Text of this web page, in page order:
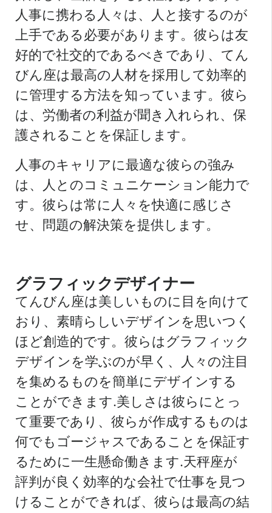
人事に携わる人々は、人と接するのが
上手である必要があります。彼らは友
好的で社交的であるべきであり、てん
びん座は最高の人材を採用して効率的
に管理する方法を知っています。彼ら
は、労働者の利益が聞き入れられ、保
護されることを保証します。
人事のキャリアに最適な彼らの強み
は、人とのコミュニケーション能力で
す。彼らは常に人々を快適に感じさ
せ、問題の解決策を提供します。
グラフィックデザイナー
てんびん座は美しいものに目を向けて
おり、素晴らしいデザインを思いつく
ほど創造的です。彼らはグラフィック
デザインを学ぶのが早く、人々の注目
を集めるものを簡単にデザインする
ことができます.美しさは彼らにとっ
て重要であり、彼らが作成するものは
何でもゴージャスであることを保証す
るために一生懸命働きます.天秤座が
評判が良く効率的な会社で仕事を見つ
けることができれば、彼らは最高の結